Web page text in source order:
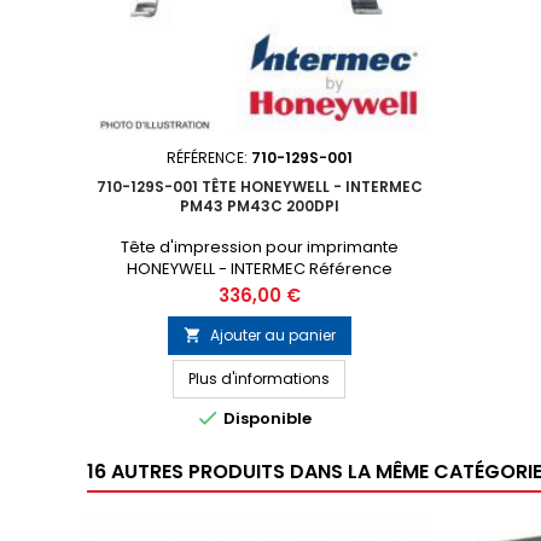
RÉFÉRENCE: 710-129S-001
710-129S-001 TÊTE HONEYWELL - INTERMEC
PM43 PM43C 200DPI
Tête d'impression pour imprimante
HONEYWELL - INTERMEC Référence
constructeur : 710-129S-001 Résolution : 200
dpi Pour imprimante : PM43 PM43C
Prix
336,00 €
 Ajouter au panier
Plus d'informations
 Disponible
16 AUTRES PRODUITS DANS LA MÊME